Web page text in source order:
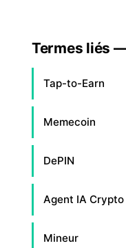
Termes liés
Tap-to-Earn
Memecoin
DePIN
Agent IA Crypto
Mineur